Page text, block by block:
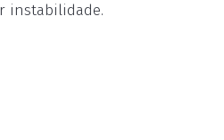
instabilidade.